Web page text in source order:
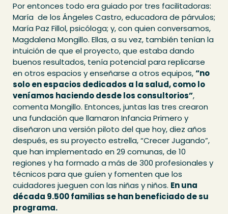
Por entonces todo era guiado por tres facilitadoras:
María de los Ángeles Castro, educadora de párvulos;
María Paz Fillol, psicóloga; y, con quien conversamos,
Magdalena Mongillo. Ellas, a su vez, también tenían la
intuición de que el proyecto, que estaba dando
buenos resultados, tenía potencial para replicarse
en otros espacios y enseñarse a otros equipos,“no
solo en espacios dedicados a la salud, como lo
veníamos haciendo desde los consultorios”,
comenta Mongillo. Entonces, juntas las tres crearon
una fundación que llamaron Infancia Primero y
diseñaron una versión piloto del que hoy, diez años
después, es su proyecto estrella, “Crecer Jugando”,
que han implementado en 29 comunas, de 10
regiones y ha formado a más de 300 profesionales y
técnicos para que guíen y fomenten que los
cuidadores jueguen con las niñas y niños. En una
década 9.500 familias se han beneficiado de su
programa.